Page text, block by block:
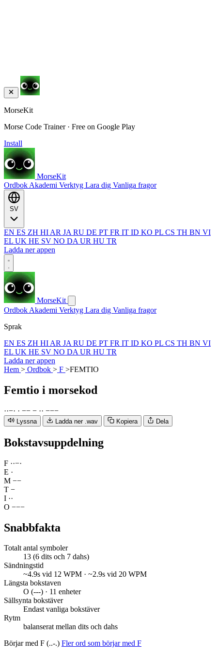
MorseKit
Morse Code Trainer · Free on Google Play
Install
MorseKit
Ordbok Akademi Verktyg Lara dig Vanliga fragor
EN ES ZH HI AR JA RU DE PT FR IT ID KO PL CS TH BN VI
EL UK HE SV NO DA UR HU TR
Ladda ner appen
MorseKit
Ordbok Akademi Verktyg Lara dig Vanliga fragor
Sprak
EN ES ZH HI AR JA RU DE PT FR IT ID KO PL CS TH BN VI
EL UK HE SV NO DA UR HU TR
Ladda ner appen
Hem > Ordbok > F >FEMTIO
Femtio i morsekod
··−· · −− − ·· −−−
Lyssna Ladda ner .wav Kopiera Dela
Bokstavsuppdelning
F ··−·
E ·
M −−
T −
I ··
O −−−
Snabbfakta
Totalt antal symboler
13 (6 dits och 7 dahs)
Sändningstid
~4.9s vid 12 WPM · ~2.9s vid 20 WPM
Längsta bokstaven
O (---) · 11 enheter
Sällsynta bokstäver
Endast vanliga bokstäver
Rytm
balanserat mellan dits och dahs
Börjar med F (..-.) Fler ord som börjar med F